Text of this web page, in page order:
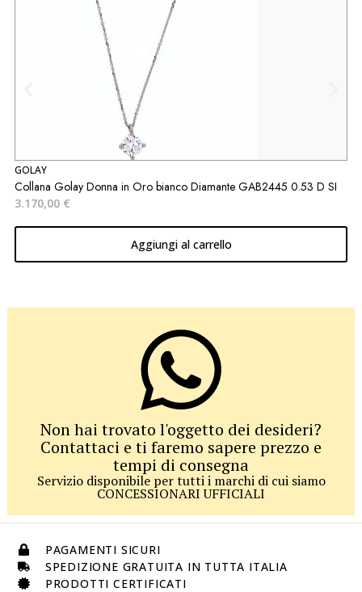
GOLAY
Collana Golay Donna in Oro bianco Diamante GAB2445 0.53 D SI
3.170,00 €
Aggiungi al carrello
Non hai trovato l'oggetto dei desideri?
Contattaci e ti faremo sapere prezzo e
tempi di consegna
Servizio disponibile per tutti i marchi di cui siamo
CONCESSIONARI UFFICIALI
PAGAMENTI SICURI
SPEDIZIONE GRATUITA IN TUTTA ITALIA
PRODOTTI CERTIFICATI